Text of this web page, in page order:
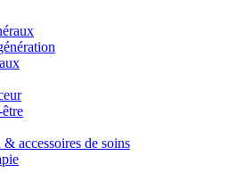
accessoires de soins